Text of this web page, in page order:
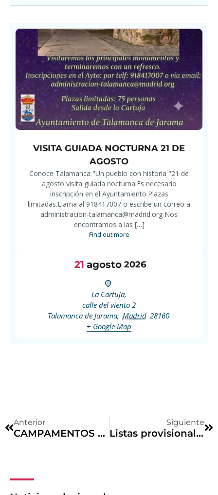
VISITA GUIADA NOCTURNA 21 DE
AGOSTO
Conoce Talamanca "Un pueblo con historia "21 de
agosto visita guiada nocturna.Es necesario
inscripción en el Ayuntamiento.Plazas
limitadas.Llama al 918417007 o escribe un correo a
administracion-talamanca@madrid.org Nos
encontramos a las […]
Find out more
21 agosto 2026
La Cartuja,
calle del viento 2
Talamanca de Jarama, Madrid 28160
+ Google Map
Anterior
CAMPAMENTOS VERANO 2023
Siguiente
Listas provisionales de admitidos para la contratación de un Socorrista temporada 2023